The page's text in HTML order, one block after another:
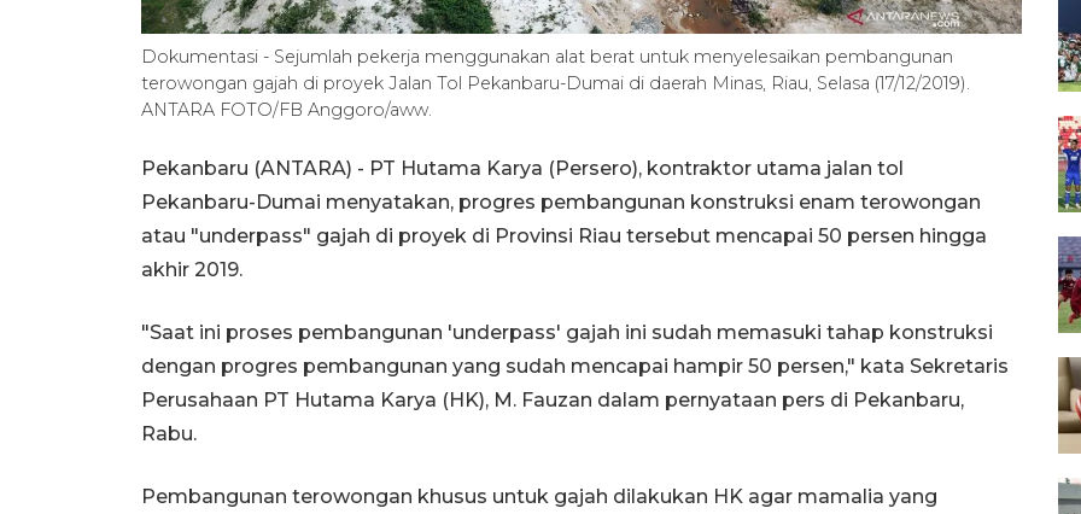
Dokumentasi - Sejumlah pekerja menggunakan alat berat untuk menyelesaikan pembangunan
terowongan gajah di proyek Jalan Tol Pekanbaru-Dumai di daerah Minas, Riau, Selasa (17/12/2019).
ANTARA FOTO/FB Anggoro/aww.
Pekanbaru (ANTARA) - PT Hutama Karya (Persero), kontraktor utama jalan tol
Pekanbaru-Dumai menyatakan, progres pembangunan konstruksi enam terowongan
atau "underpass" gajah di proyek di Provinsi Riau tersebut mencapai 50 persen hingga
akhir 2019.
"Saat ini proses pembangunan 'underpass' gajah ini sudah memasuki tahap konstruksi
dengan progres pembangunan yang sudah mencapai hampir 50 persen," kata Sekretaris
Perusahaan PT Hutama Karya (HK), M. Fauzan dalam pernyataan pers di Pekanbaru,
Rabu.
Pembangunan terowongan khusus untuk gajah dilakukan HK agar mamalia yang